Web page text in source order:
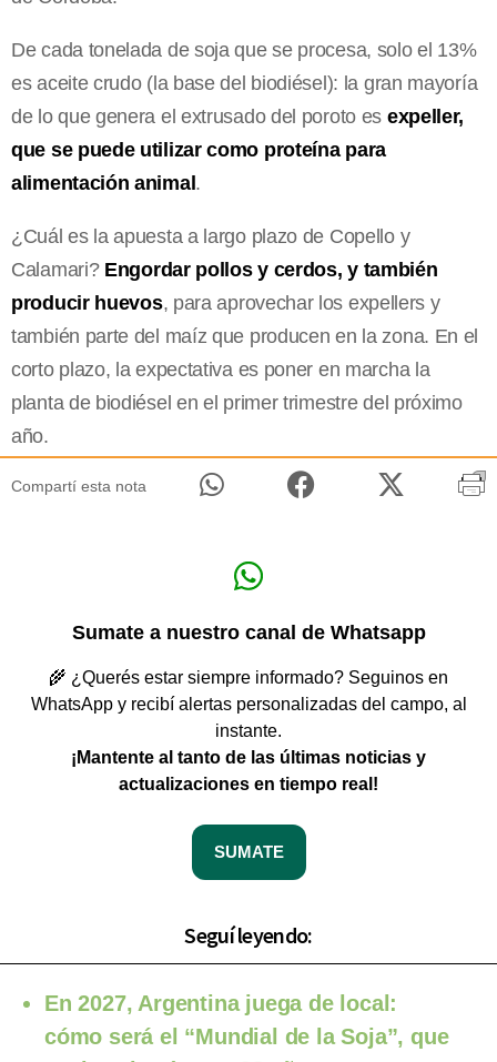
De cada tonelada de soja que se procesa, solo el 13%
es aceite crudo (la base del biodiésel): la gran mayoría
de lo que genera el extrusado del poroto es expeller,
que se puede utilizar como proteína para
alimentación animal.
¿Cuál es la apuesta a largo plazo de Copello y
Calamari? Engordar pollos y cerdos, y también
producir huevos, para aprovechar los expellers y
también parte del maíz que producen en la zona. En el
corto plazo, la expectativa es poner en marcha la
planta de biodiésel en el primer trimestre del próximo
año.
Compartí esta nota
Sumate a nuestro canal de Whatsapp
🌾 ¿Querés estar siempre informado? Seguinos en
WhatsApp y recibí alertas personalizadas del campo, al
instante.
¡Mantente al tanto de las últimas noticias y
actualizaciones en tiempo real!
SUMATE
Seguí leyendo:
En 2027, Argentina juega de local:
cómo será el “Mundial de la Soja”, que